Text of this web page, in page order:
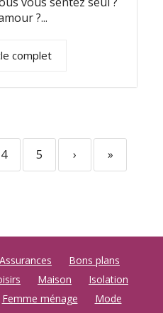
?...
complet
4 5 › »
Assurances
Bons plans
Maison
Isolation
Femme ménage
Mode